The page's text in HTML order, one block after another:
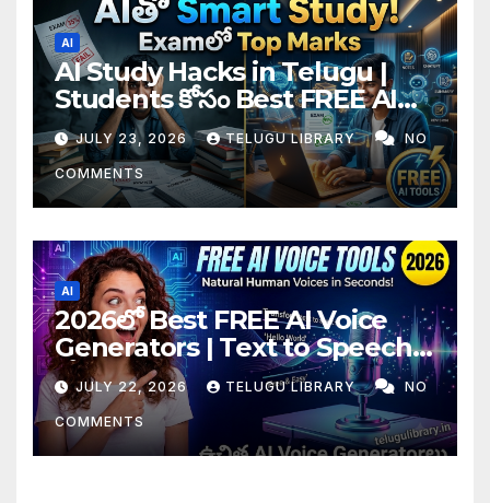
AI
AI Study Hacks in Telugu |
Students కోసం Best FREE AI
Tools & Smart Study Tips
(2026)
JULY 23, 2026 TELUGU LIBRARY NO
COMMENTS
AI
2026లో Best FREE AI Voice
Generators | Text to Speech
కోసం Top 4 AI Tools
JULY 22, 2026 TELUGU LIBRARY NO
COMMENTS